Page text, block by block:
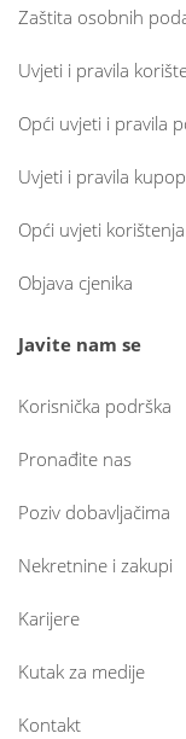
Zaštita osobnih
Uvjeti i pravila
Opći uvjeti i pravila
Uvjeti i pravila
Opći uvjeti
Objava cjenika
Javite nam se
Korisnička podrška
Pronađite nas
Poziv dobavljačima
Nekretnine i zakupi
Karijere
Kutak za medije
Kontakt